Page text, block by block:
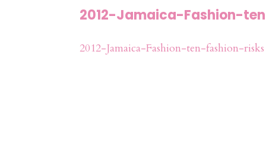
2012-Jamaica-Fashion-
2012-Jamaica-Fashion-ten-fashion-risks